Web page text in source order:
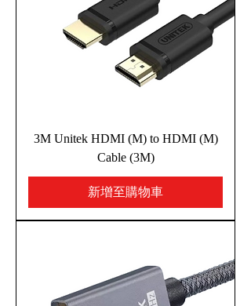
3M Unitek HDMI (M) to HDMI (M)
Cable (3M)
新增至購物車